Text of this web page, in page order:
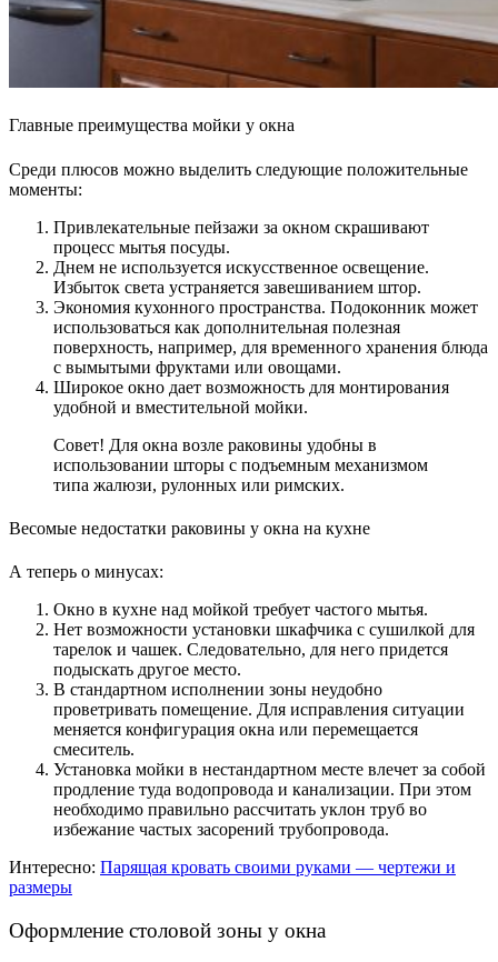
Главные преимущества мойки у окна
Среди плюсов можно выделить следующие положительные
моменты:
Привлекательные пейзажи за окном скрашивают
процесс мытья посуды.
Днем не используется искусственное освещение.
Избыток света устраняется завешиванием штор.
Экономия кухонного пространства. Подоконник может
использоваться как дополнительная полезная
поверхность, например, для временного хранения блюда
с вымытыми фруктами или овощами.
Широкое окно дает возможность для монтирования
удобной и вместительной мойки.
Совет! Для окна возле раковины удобны в
использовании шторы с подъемным механизмом
типа жалюзи, рулонных или римских.
Весомые недостатки раковины у окна на кухне
А теперь о минусах:
Окно в кухне над мойкой требует частого мытья.
Нет возможности установки шкафчика с сушилкой для
тарелок и чашек. Следовательно, для него придется
подыскать другое место.
В стандартном исполнении зоны неудобно
проветривать помещение. Для исправления ситуации
меняется конфигурация окна или перемещается
смеситель.
Установка мойки в нестандартном месте влечет за собой
продление туда водопровода и канализации. При этом
необходимо правильно рассчитать уклон труб во
избежание частых засорений трубопровода.
Интересно: Парящая кровать своими руками — чертежи и
размеры
Оформление столовой зоны у окна